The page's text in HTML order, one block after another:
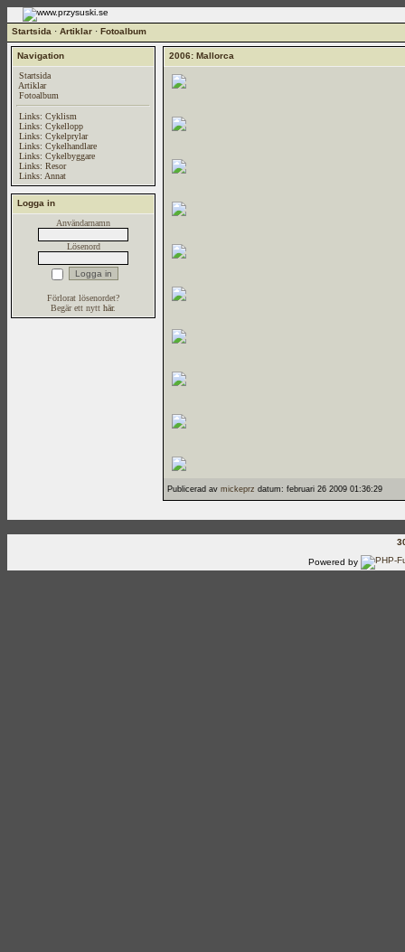
Startsida · Artiklar · Fotoalbum
Navigation
Startsida
Artiklar
Fotoalbum
Links: Cyklism
Links: Cykellopp
Links: Cykelprylar
Links: Cykelhandlare
Links: Cykelbyggare
Links: Resor
Links: Annat
Logga in
Användarnamn
Lösenord
Förlorat lösenordet?
Begär ett nytt här.
2006: Mallorca
Publicerad av mickeprz datum: februari 26 2009 01:36:29
Powered by